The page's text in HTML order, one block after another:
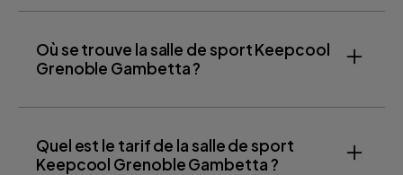
Où se trouve la salle de sport Keepcool
Grenoble Gambetta ?
Quel est le tarif de la salle de sport
Keepcool Grenoble Gambetta ?